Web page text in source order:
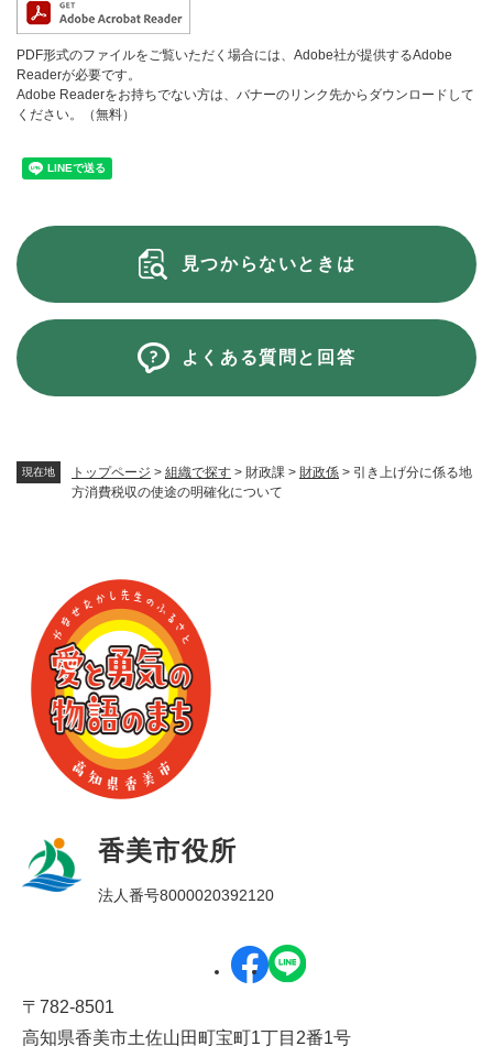
現在地 トップページ > 組織で探す > 財政課 > 財政係 > 引き上げ分に係る地
方消費税収の使途の明確化について
PDF形式のファイルをご覧いただく場合には、Adobe社が提供するAdobe
Readerが必要です。
Adobe Readerをお持ちでない方は、バナーのリンク先からダウンロードして
ください。（無料）
見つからないときは
よくある質問と回答
香美市役所
法人番号8000020392120
〒782-8501
高知県香美市土佐山田町宝町1丁目2番1号